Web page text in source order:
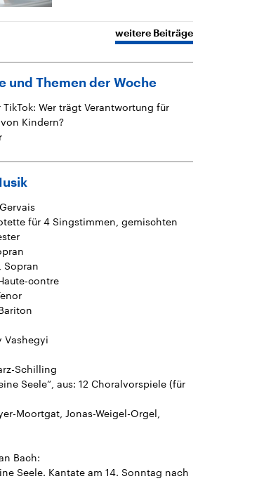
weitere Beiträge
und Themen der Woche
Wer trägt Verantwortung für
Kindern?
für 4 Singstimmen, gemischten
Sopran
contre
Vashegyi
Schilling
Seele“, aus: 12 Choralvorspiele (für
Moortgat, Jonas-Weigel-Orgel,
Bach:
Seele. Kantate am 14. Sonntag nach